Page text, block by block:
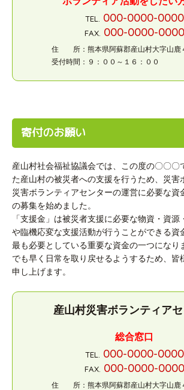
TEL. 000-0000-0000
FAX. 000-0000-0000
住 所：熊本県阿蘇郡産山村大字山鹿
受付時間：９：００～１６
寄付のお願い
産山村社会福祉協議会では、この度の〇〇〇
た産山村の被災者への支援を行うため、災害
災害ボランティアセンターの運営に必要な資
の募集を始めました。
「支援金」は被災者支援に必要な物資・資
や臨機応変な支援活動が行うことができる資
最も必要としている重要な資金の一つになり
でも早く日常を取り戻せるようするため、皆
申し上げます。
産山村災害ボランティア
総合窓口
TEL. 000-0000-0000
FAX. 000-0000-0000
住 所：熊本県阿蘇郡産山村大字山鹿